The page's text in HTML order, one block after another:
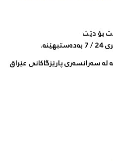
بۆ دێت
سەرانسەری پارێزگاکانی عێراق